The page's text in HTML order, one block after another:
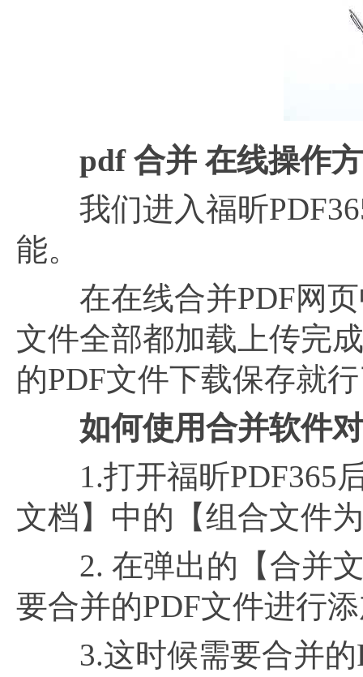
pdf 合并 在线操作
我们进入福昕
能。
在在线合并PDF网页
文件全部都加载上传完
的PDF文件下载保存就
如何使用合并软件
1.打开福昕PDF365后
文档】中的【组合文件
2. 在弹出的【合并文
要合并的PDF文件进行
3.这时候需要合并的